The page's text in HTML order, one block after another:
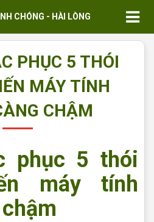
CHÓNG - HÀI LÒNG
PHỤC 5 THÓI
MÁY TÍNH
CHẬM
phục 5 thói
máy tính